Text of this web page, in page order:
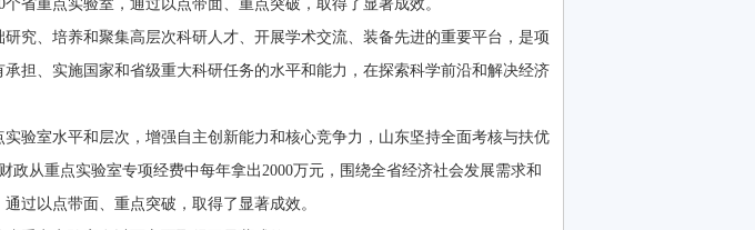
省重点实验室，通过以点带面、重点突破，取得了显著成效。
究、培养和聚集高层次科研人才、开展学术交流、装备先进的重要平台，是项
担、实施国家和省级重大科研任务的水平和能力，在探索科学前沿和解决经济
验室水平和层次，增强自主创新能力和核心竞争力，山东坚持全面考核与扶优
政从重点实验室专项经费中每年拿出2000万元，围绕全省经济社会发展需求和
过以点带面、重点突破，取得了显著成效。